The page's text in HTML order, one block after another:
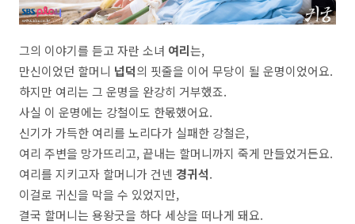
그의 이야기를 듣고 자란 소녀 여리는,
만신이었던 할머니 넙덕의 핏줄을 이어 무당이 될 운명이었어요.
하지만 여리는 그 운명을 완강히 거부했죠.
사실 이 운명에는 강철이도 한몫했어요.
신기가 가득한 여리를 노리다가 실패한 강철은,
여리 주변을 망가뜨리고, 끝내는 할머니까지 죽게 만들었거든요.
여리를 지키고자 할머니가 건넨 경귀석.
이걸로 귀신을 막을 수 있었지만,
결국 할머니는 용왕굿을 하다 세상을 떠나게 돼요.